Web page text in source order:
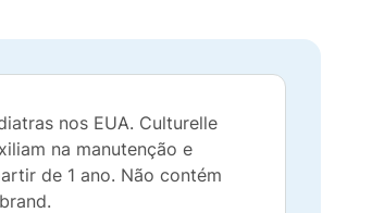
nos EUA. Culturelle
na manutenção e
de 1 ano. Não contém